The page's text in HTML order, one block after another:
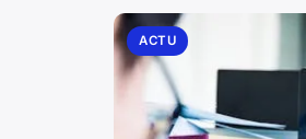
ACTU